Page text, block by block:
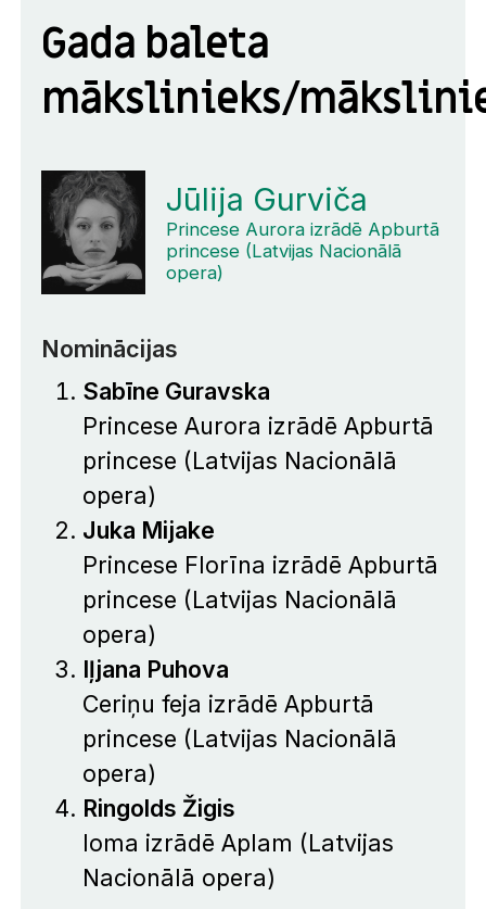
Gada baleta
mākslinieks/
Jūlija Gurviča
Princese Aurora izrādē Apburtā
princese (Latvijas Nacionālā
opera)
Nominācijas
Sabīne Guravska
Princese Aurora izrādē Apburtā
princese (Latvijas Nacionālā
opera)
Juka Mijake
Princese Florīna izrādē Apburtā
princese (Latvijas Nacionālā
opera)
Iļjana Puhova
Ceriņu feja izrādē Apburtā
princese (Latvijas Nacionālā
opera)
Ringolds Žigis
loma izrādē Aplam (Latvijas
Nacionālā opera)